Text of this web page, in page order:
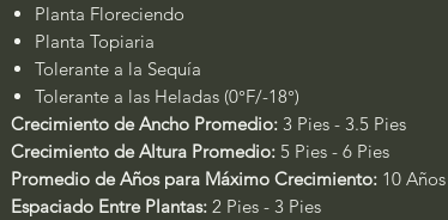
Planta Floreciendo
Planta Topiaria
Tolerante a la Sequía
Tolerante a las Heladas (0°F/-18°)
Crecimiento de Ancho Promedio: 3 Pies - 3.5 Pies
Crecimiento de Altura Promedio: 5 Pies - 6 Pies
Promedio de Años para Máximo Crecimiento: 10
Espaciado Entre Plantas: 2 Pies - 3 Pies